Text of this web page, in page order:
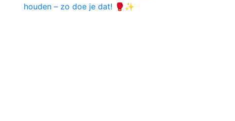
houden – zo doe je dat! 🥊✨